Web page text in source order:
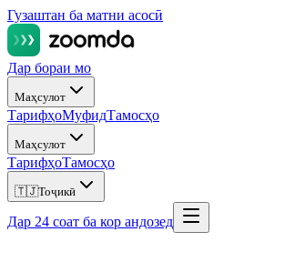
Гузаштан ба матни асосӣ
Дар бораи мо
Маҳсулот
ТарифҳоМуфидТамосҳо
Маҳсулот
ТарифҳоТамосҳо
🇹🇯Тоҷикӣ
Дар 24 соат ба кор андозед